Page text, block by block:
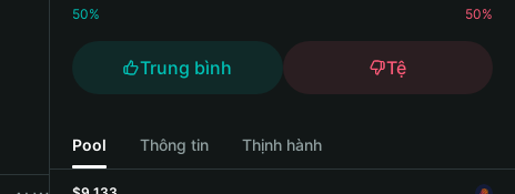
50% 50%
Trung bình Tệ
Pool Thông tin Thịnh hành